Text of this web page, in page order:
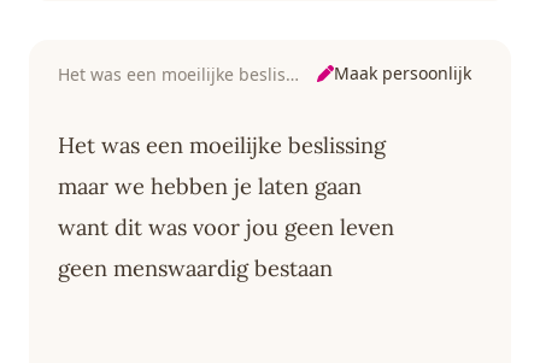
Het was een moeilijke beslissing Maak persoonlijk
Het was een moeilijke beslissing
maar we hebben je laten gaan
want dit was voor jou geen leven
geen menswaardig bestaan